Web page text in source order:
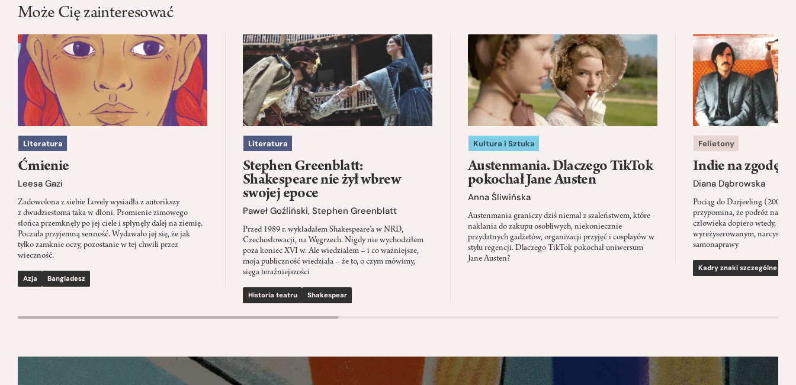
Może Cię zainteresować
Literatura
Ćmienie
Leesa Gazi
Zadowolona z siebie Lovely wysiadła z autorikszy
z dwudziestoma taka w dłoni. Promienie zimowego
słońca przemknęły po jej ciele i spłynęły dalej na ziemię.
Poczuła przyjemną senność. Wydawało jej się, że jak
tylko zamknie oczy, pozostanie w tej chwili przez
wieczność.
Azja Bangladesz
Literatura
Stephen Greenblatt:
Shakespeare nie żył wbrew
swojej epoce
Paweł Goźliński, Stephen Greenblatt
Przed 1989 r. wykładałem Shakespeare’a w NRD,
Czechosłowacji, na Węgrzech. Nigdy nie wychodziłem
poza koniec XVI w. Ale wiedziałem – i co ważniejsze,
moja publiczność wiedziała – że to, o czym mówimy,
sięga teraźniejszości
Historia teatru Shakespear
Kultura i Sztuka
Austenmania. Dlaczego TikTok
pokochał Jane Austen
Anna Śliwińska
Austenmania graniczy dziś niemal z szaleństwem, które
nakłania do zakupu osobliwych, niekoniecznie
przydatnych gadżetów, organizacji przyjęć i cosplayów w
stylu regencji. Dlaczego TikTok pokochał uniwersum
Jane Austen?
Felietony
Indie na zgodę
Diana Dąbrowska
Pociąg do Darjeeling (2007)
przypomina, że podróż
człowieka dopiero wtedy, gdy
wyreżyserowanym,
samonaprawy
Kadry znaki szczególne